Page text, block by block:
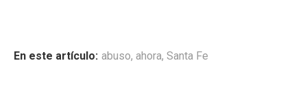
abuso, ahora, Santa Fe